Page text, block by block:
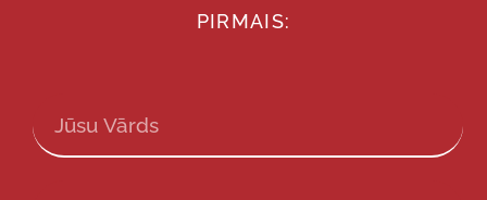
PIRMAIS: